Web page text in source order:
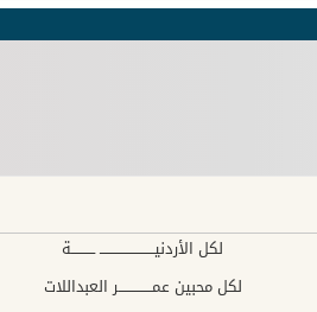
لكل الأردنيـــــــــــــــــــــــ ــــــــــة
لكل محبين عمــــــــــــــر العبداللات